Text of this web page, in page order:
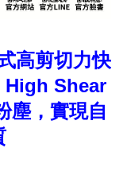
高剪切力快
Shear
塵，實現自